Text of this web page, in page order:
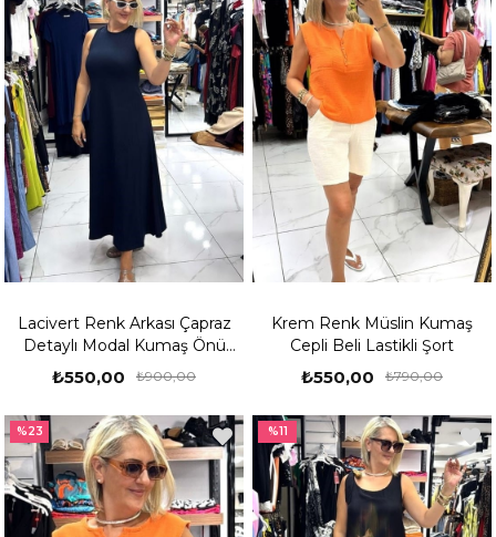
Lacivert Renk Arkası Çapraz
Detaylı Modal Kumaş Önü
Yırtmaçlı Uzun Elbise
₺550,00 ₺900,00
Krem Renk Müslin Kumaş
Cepli Beli Lastikli Şort
₺550,00 ₺790,00
%23 %11